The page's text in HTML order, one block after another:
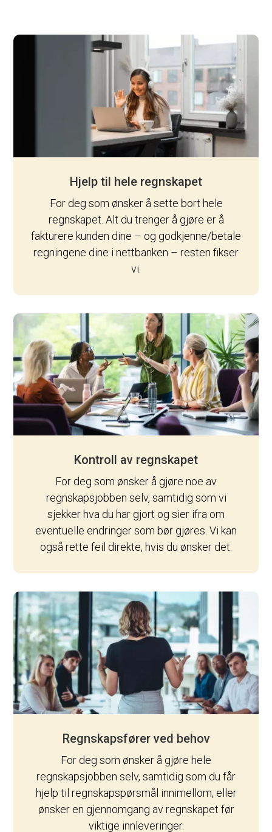
Hjelp til hele regnskapet
For deg som ønsker å sette bort hele
regnskapet. Alt du trenger å gjøre er å
fakturere kunden dine – og godkjenne/betale
regningene dine i nettbanken – resten fikser
vi.
Kontroll av regnskapet
For deg som ønsker å gjøre noe av
regnskapsjobben selv, samtidig som vi
sjekker hva du har gjort og sier ifra om
eventuelle endringer som bør gjøres. Vi kan
også rette feil direkte, hvis du ønsker det.
Regnskapsfører ved behov
For deg som ønsker å gjøre hele
regnskapsjobben selv, samtidig som du får
hjelp til regnskapspørsmål innimellom, eller
ønsker en gjennomgang av regnskapet før
viktige innleveringer.